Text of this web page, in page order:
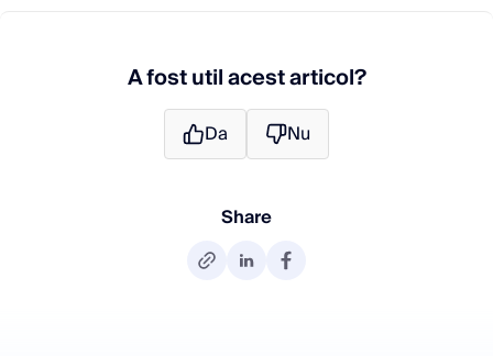
A fost util acest articol?
Da Nu
Share